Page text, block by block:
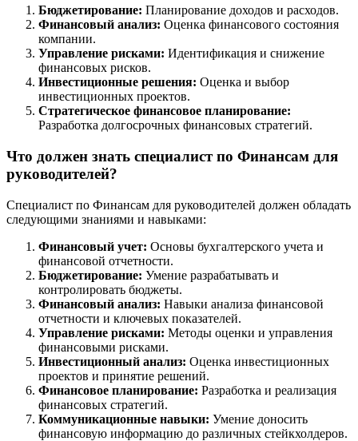
Бюджетирование: Планирование доходов и расходов.
Финансовый анализ: Оценка финансового состояния
компании.
Управление рисками: Идентификация и снижение
финансовых рисков.
Инвестиционные решения: Оценка и выбор
инвестиционных проектов.
Стратегическое финансовое планирование:
Разработка долгосрочных финансовых стратегий.
Что должен знать специалист по Финансам для
руководителей?
Специалист по Финансам для руководителей должен обладать
следующими знаниями и навыками:
Финансовый учет: Основы бухгалтерского учета и
финансовой отчетности.
Бюджетирование: Умение разрабатывать и
контролировать бюджеты.
Финансовый анализ: Навыки анализа финансовой
отчетности и ключевых показателей.
Управление рисками: Методы оценки и управления
финансовыми рисками.
Инвестиционный анализ: Оценка инвестиционных
проектов и принятие решений.
Финансовое планирование: Разработка и реализация
финансовых стратегий.
Коммуникационные навыки: Умение доносить
финансовую информацию до различных стейкхолдеров.